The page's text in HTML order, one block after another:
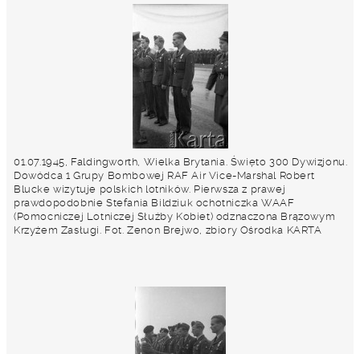
01.07.1945, Faldingworth, Wielka Brytania. Święto 300 Dywizjonu.
Dowódca 1 Grupy Bombowej RAF Air Vice-Marshal Robert
Blucke wizytuje polskich lotników. Pierwsza z prawej
prawdopodobnie Stefania Bildziuk ochotniczka WAAF
(Pomocniczej Lotniczej Służby Kobiet) odznaczona Brązowym
Krzyżem Zasługi. Fot. Zenon Brejwo, zbiory Ośrodka KARTA